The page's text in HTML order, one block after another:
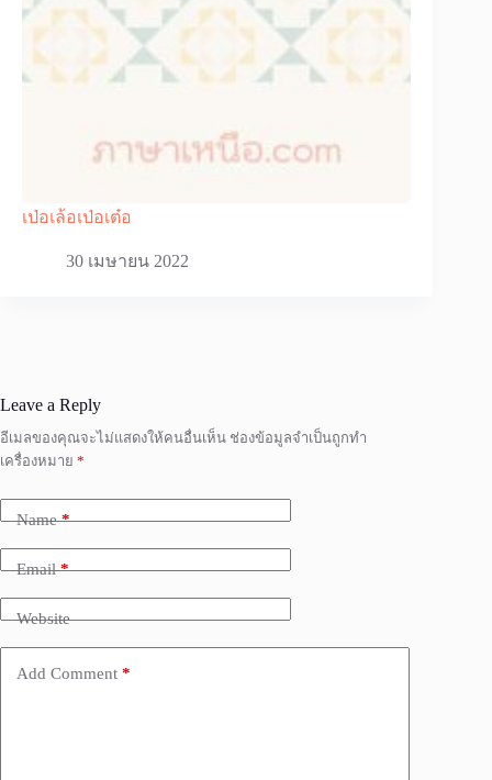
เป่อเล้อเป่อเต๋อ
30 เมษายน 2022
Leave a Reply
อีเมลของคุณจะไม่แสดงให้คนอื่นเห็น ช่องข้อมูลจำเป็นถูกทำ
เครื่องหมาย *
Name*
Email*
Website
Add Comment *